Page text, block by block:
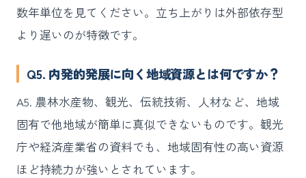
数年単位を見てください。立ち上がりは外部依存型
より遅いのが特徴です。
Q5. 内発的発展に向く地域資源とは何ですか？
A5. 農林水産物、観光、伝統技術、人材など、地域
固有で他地域が簡単に真似できないものです。観光
庁や経済産業省の資料でも、地域固有性の高い資源
ほど持続力が強いとされています。